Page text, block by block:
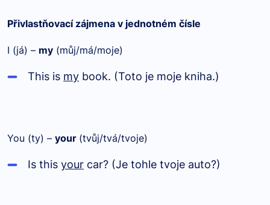
Přivlastňovací zájmena v jednotném čísle
I (já) – my (můj/má/moje)
This is my book. (Toto je moje kniha.)
You (ty) – your (tvůj/tvá/tvoje)
Is this your car? (Je tohle tvoje auto?)